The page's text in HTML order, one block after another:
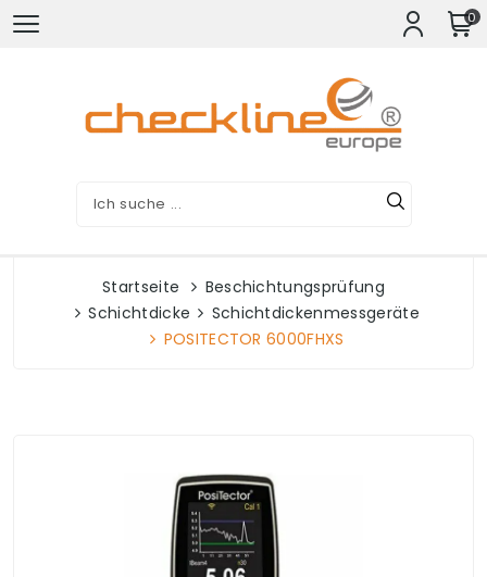
0
Startseite
Beschichtungsprüfung
Schichtdicke
Schichtdickenmessgeräte
POSITECTOR 6000FHXS